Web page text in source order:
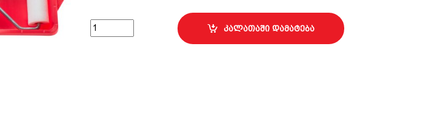
სამღებრო კომპლექტი ზეთოვანი საღებავისთვის, 0180-140000 quantity
კალათაში დამატება